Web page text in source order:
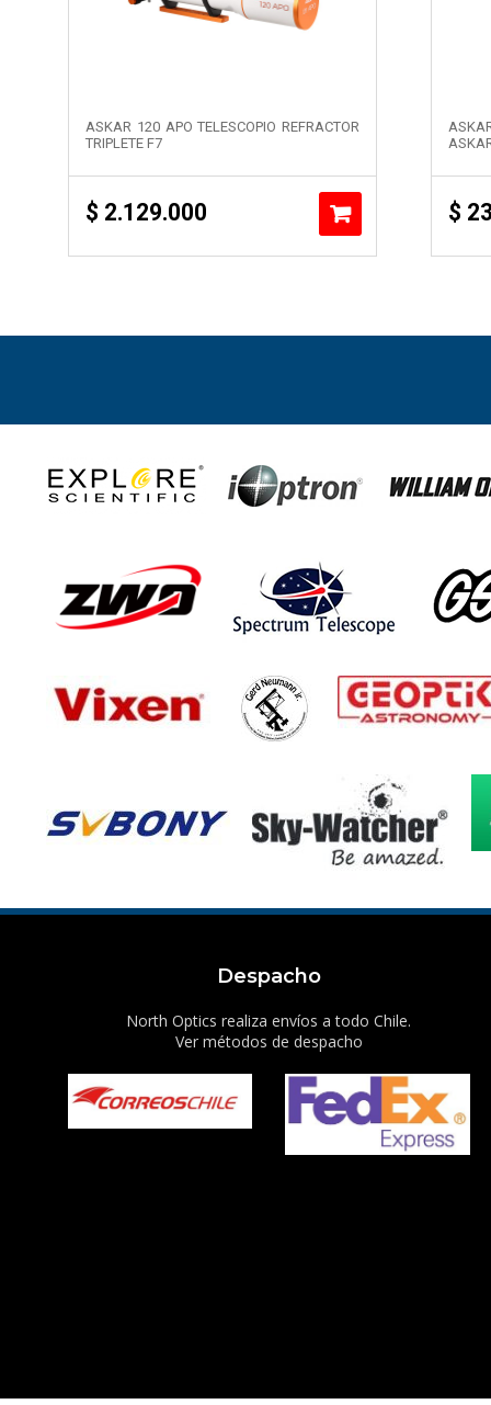
ASKAR 120 APO TELESCOPIO REFRACTOR
TRIPLETE F7
$ 2.129.000 $
Despacho
North Optics realiza envíos a todo Chile.
Ver métodos de despacho